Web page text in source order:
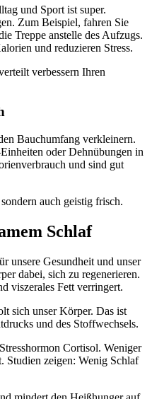
und Sport ist super.
Zum Beispiel, fahren Sie
Treppe anstelle des Aufzugs.
und reduzieren Stress.
verbessern Ihren
Bauchumfang verkleinern.
oder Dehnübungen in
und sind gut
auch geistig frisch.
Schlaf
unsere Gesundheit und unser
dabei, sich zu regenerieren.
viszerales Fett verringert.
sich unser Körper. Das ist
und des Stoffwechsels.
Cortisol. Weniger
Studien zeigen: Wenig Schlaf